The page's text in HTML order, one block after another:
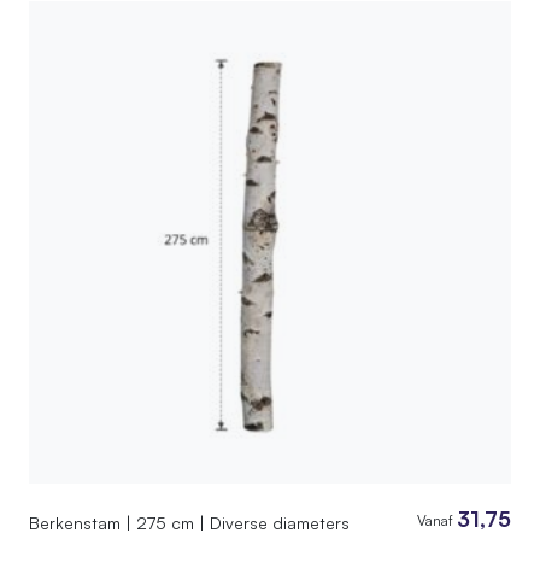
Berkenstam | 275 cm | Diverse diameters Vanaf 31,75